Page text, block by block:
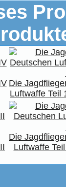
Die
Luftwaffe Teil
Die
Luftwaffe